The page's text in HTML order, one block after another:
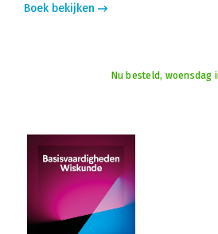
Boek bekijken
Nu besteld,